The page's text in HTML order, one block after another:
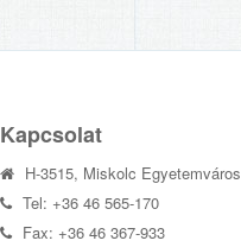
Kapcsolat
H-3515, Miskolc Egyetemváros
Tel: +36 46 565-170
Fax: +36 46 367-933